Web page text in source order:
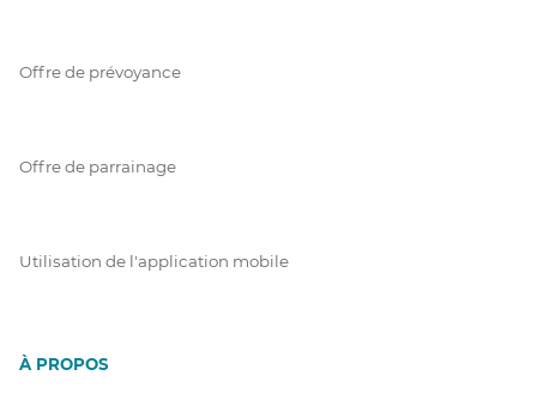
Offre de prévoyance
Offre de parrainage
Utilisation de l'application mobile
À PROPOS